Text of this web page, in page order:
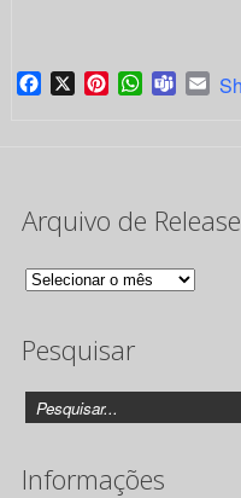
Facebook
X PinterestWhatsApp
Teams
Arquivo de
Arquivo
Releases
Pesquisar
Informações